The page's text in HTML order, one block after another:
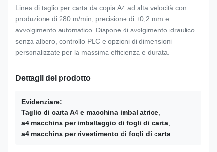
Linea di taglio per carta da copia A4 ad alta velocità con
produzione di 280 m/min, precisione di ±0,2 mm e
avvolgimento automatico. Dispone di svolgimento idraulico
senza albero, controllo PLC e opzioni di dimensioni
personalizzate per la massima efficienza e durata.
Dettagli del prodotto
Evidenziare:
Taglio di carta A4 e macchina imballatrice
a4 macchina per imballaggio di fogli di carta
a4 macchina per rivestimento di fogli di carta